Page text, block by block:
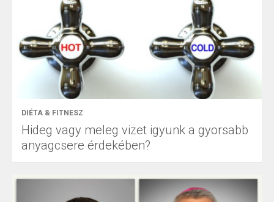
DIÉTA & FITNESZ
Hideg vagy meleg vizet igyunk a gyorsabb
anyagcsere érdekében?